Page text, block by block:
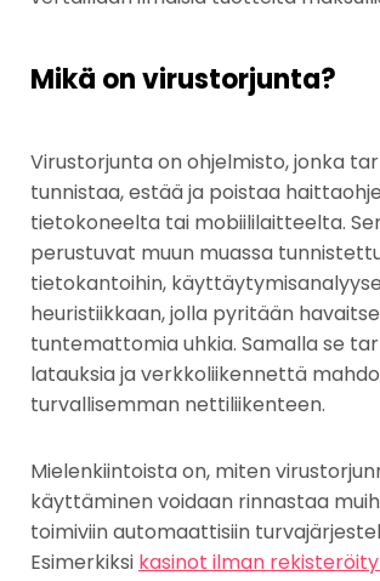
Mikä on virustorjunta?
Virustorjunta on ohjelmisto, jonka
tunnistaa, estää ja poistaa
tietokoneelta tai mobiililaitteelta.
perustuvat muun muassa
tietokantoihin,
heuristiikkaan, jolla pyritään
tuntemattomia uhkia. Samalla se
latauksia ja verkkoliikennettä
turvallisemman nettiliikenteen.
Mielenkiintoista on, miten
käyttäminen voidaan rinnastaa
toimiviin automaattisiin
Esimerkiksi kasinot ilman